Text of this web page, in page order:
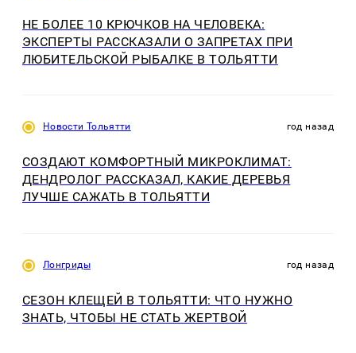
НЕ БОЛЕЕ 10 КРЮЧКОВ НА ЧЕЛОВЕКА:
ЭКСПЕРТЫ РАССКАЗАЛИ О ЗАПРЕТАХ ПРИ
ЛЮБИТЕЛЬСКОЙ РЫБАЛКЕ В ТОЛЬЯТТИ
Новости Тольятти год назад
СОЗДАЮТ КОМФОРТНЫЙ МИКРОКЛИМАТ:
ДЕНДРОЛОГ РАССКАЗАЛ, КАКИЕ ДЕРЕВЬЯ
ЛУЧШЕ САЖАТЬ В ТОЛЬЯТТИ
Лонгриды год назад
СЕЗОН КЛЕЩЕЙ В ТОЛЬЯТТИ: ЧТО НУЖНО
ЗНАТЬ, ЧТОБЫ НЕ СТАТЬ ЖЕРТВОЙ